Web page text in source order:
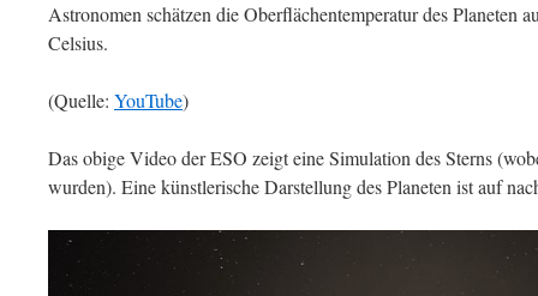
Astronomen schätzen die Oberflächentemperatur des Planeten
Celsius.
(Quelle: YouTube)
Das obige Video der ESO zeigt eine Simulation des Sterns
wurden). Eine künstlerische Darstellung des Planeten ist auf